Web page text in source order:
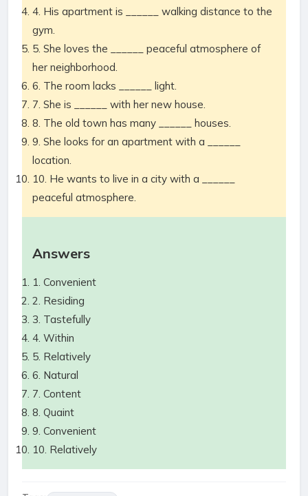
4. His apartment is ______ walking distance to the
gym.
5. She loves the ______ peaceful atmosphere of
her neighborhood.
6. The room lacks ______ light.
7. She is ______ with her new house.
8. The old town has many ______ houses.
9. She looks for an apartment with a ______
location.
10. He wants to live in a city with a ______
peaceful atmosphere.
Answers
1. Convenient
2. Residing
3. Tastefully
4. Within
5. Relatively
6. Natural
7. Content
8. Quaint
9. Convenient
10. Relatively